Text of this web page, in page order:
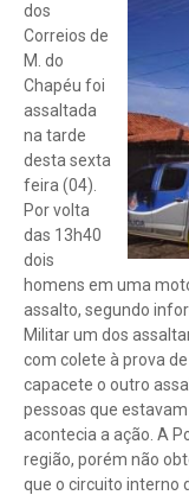
dos
Correios de
M. do
Chapéu foi
assaltada
na tarde
desta sexta
feira (04).
Por volta
das 13h40
dois
homens em uma
assalto, segundo
Militar um dos
com colete à prova
capacete o outro
pessoas que
acontecia a ação. A
região, porém não
que o circuito interno